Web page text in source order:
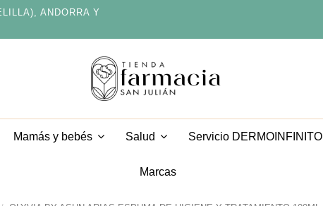
ANDORRA Y
Mamás y bebés Salud Servicio DERMOINFINITO
Marcas